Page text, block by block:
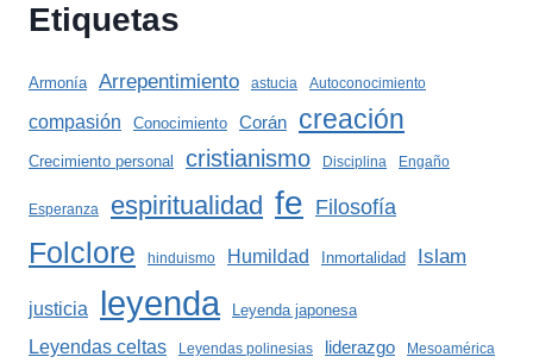
Etiquetas
Armonía Arrepentimiento astucia Autoconocimiento
compasión Conocimiento Corán creación
Crecimiento personal cristianismo Disciplina Engaño
Esperanza espiritualidad fe Filosofía
Folclore hinduismo Humildad Inmortalidad Islam
justicia leyenda Leyenda japonesa
Leyendas celtas Leyendas polinesias liderazgo Mesoamérica